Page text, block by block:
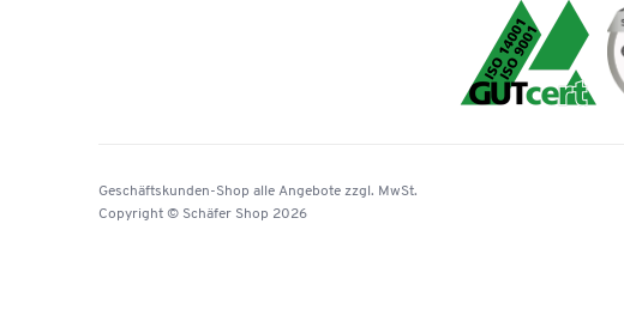
Geschäftskunden-Shop alle Angebote zzgl. MwSt.
Copyright © Schäfer Shop 2026